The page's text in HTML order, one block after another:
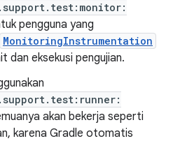
pengguna yang
MonitoringInstrumentation
dan eksekusi pengujian.
akan bekerja seperti
karena Gradle otomatis